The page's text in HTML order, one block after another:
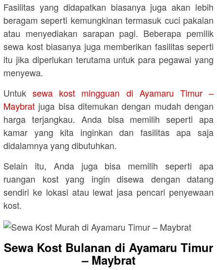
Fasilitas yang didapatkan biasanya juga akan lebih
beragam seperti kemungkinan termasuk cuci pakaian
atau menyediakan sarapan pagi. Beberapa pemilik
sewa kost biasanya juga memberikan fasilitas seperti
itu jika diperlukan terutama untuk para pegawai yang
menyewa.
Untuksewa kost mingguan di Ayamaru Timur –
Maybrat juga bisa ditemukan dengan mudah dengan
harga terjangkau. Anda bisa memilih seperti apa
kamar yang kita inginkan dan fasilitas apa saja
didalamnya yang dibutuhkan.
Selain itu, Anda juga bisa memilih seperti apa
ruangan kost yang ingin disewa dengan datang
sendiri ke lokasi atau lewat jasa pencari penyewaan
kost.
Sewa Kost Bulanan di Ayamaru Timur
– Maybrat